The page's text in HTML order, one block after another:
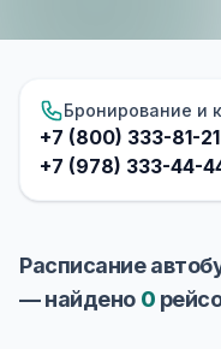
Бронирование и
+7 (800) 333-81-21
+7 (978) 333-44-
Расписание
— найдено 0